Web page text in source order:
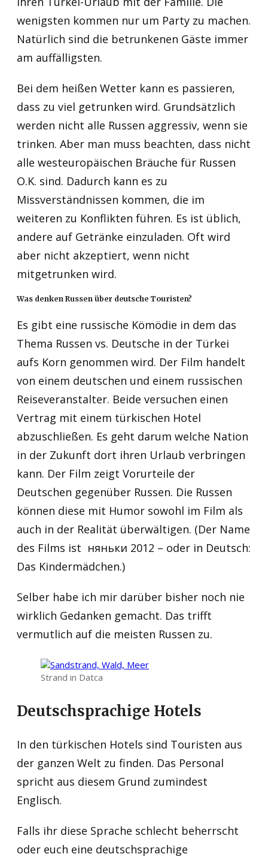
wenigsten kommen nur um Party zu machen.
Natürlich sind die betrunkenen Gäste immer
am auffälligsten.
Bei dem heißen Wetter kann es passieren,
dass zu viel getrunken wird. Grundsätzlich
werden nicht alle Russen aggressiv, wenn sie
trinken. Aber man muss beachten, dass nicht
alle westeuropäischen Bräuche für Russen
O.K. sind. Dadurch kann es zu
Missverständnissen kommen, die im
weiteren zu Konflikten führen. Es ist üblich,
andere auf Getränke einzuladen. Oft wird
aber nicht akzeptiert, wenn nicht
mitgetrunken wird.
Was denken Russen über deutsche Touristen?
Es gibt eine russische Kömödie in dem das
Thema Russen vs. Deutsche in der Türkei
aufs Korn genommen wird. Der Film handelt
von einem deutschen und einem russischen
Reiseveranstalter. Beide versuchen einen
Vertrag mit einem türkischen Hotel
abzuschließen. Es geht darum welche Nation
in der Zukunft dort ihren Urlaub verbringen
kann. Der Film zeigt Vorurteile der
Deutschen gegenüber Russen. Die Russen
können diese mit Humor sowohl im Film als
auch in der Realität überwältigen. (Der Name
des Films ist няньки 2012 – oder in Deutsch:
Das Kindermädchen.)
Selber habe ich mir darüber bisher noch nie
wirklich Gedanken gemacht. Das trifft
vermutlich auf die meisten Russen zu.
Strand in Datca
Deutschsprachige Hotels
In den türkischen Hotels sind Touristen aus
der ganzen Welt zu finden. Das Personal
spricht aus diesem Grund zumindest
Englisch.
Falls ihr diese Sprache schlecht beherrscht
oder euch eine deutschsprachige